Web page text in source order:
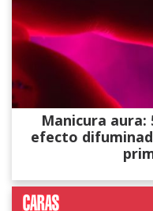
Manicura aura:
efecto